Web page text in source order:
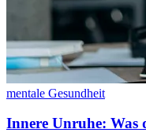
mentale Gesundheit
Innere Unruhe: Was